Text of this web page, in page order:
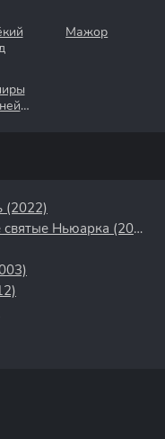
Мажор
(2022)
Множественные святые Ньюарка (2021)